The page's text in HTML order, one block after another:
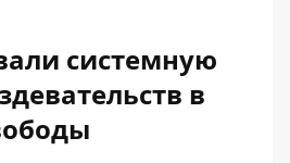
системную
в